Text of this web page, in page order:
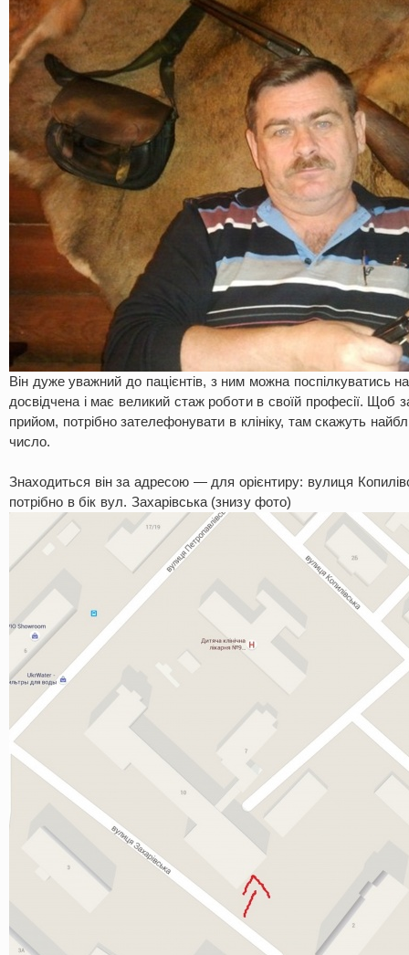
Він дуже уважний до пацієнтів, з ним можна поспілкуватись
досвідчена і має великий стаж роботи в своїй професії. Щоб
прийом, потрібно зателефонувати в клініку, там скажуть
число.
Знаходиться він за адресою — для орієнтиру: вулиця
потрібно в бік вул. Захарівська (знизу фото)